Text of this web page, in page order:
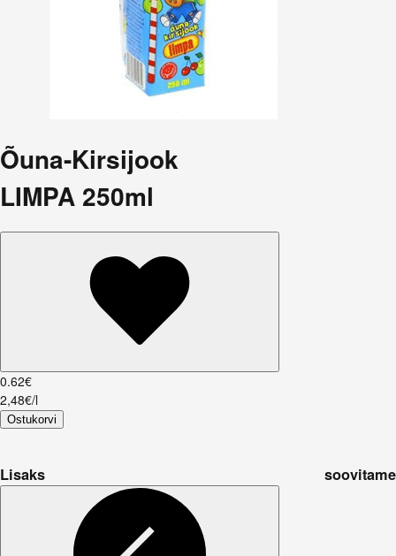
Õuna-Kirsijook
LIMPA 250ml
0.62€
2,48€/l
Ostukorvi
Lisaks soovitame